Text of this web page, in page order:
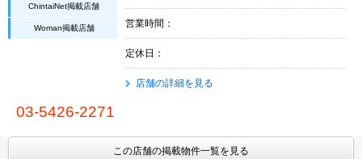
ChintaiNet掲載店舗
Woman掲載店舗 営業時間：
定休日：
店舗の詳細を見る
03-5426-2271
この店舗の掲載物件一覧を見る